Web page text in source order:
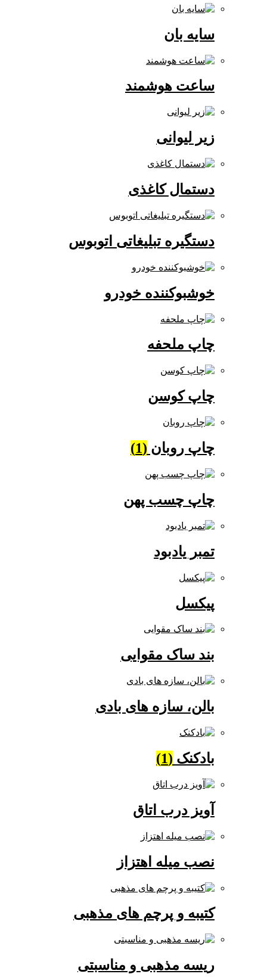
ساعت هوشمند
زیر لیوانی
دستمال کاغذی
دستگیره تبلیغاتی اتوبوس
خوشبوکننده خودرو
چاپ ملحفه
چاپ کوسن
چاپ روبان(1)
چاپ چسب پهن
تمبر یادبود
بند ساک مقوایی
بالن، سازه های بادی
آویز درب اتاق
نصب میله اهتزاز
کتیبه و پرچم های مذهبی
ریسه مذهبی و مناسبتی